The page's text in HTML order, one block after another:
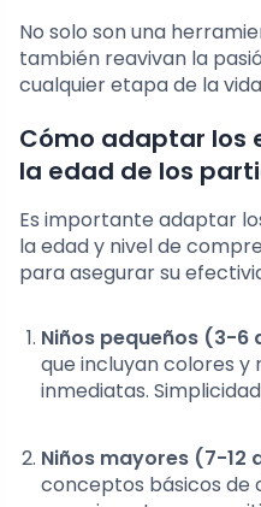
No solo son una
también reavivan la
cualquier etapa de la
Cómo adaptar los
la edad de los
Es importante adaptar
la edad y nivel de
para asegurar su
Niños pequeños (3-6
que incluyan colores y
inmediatas.
Niños mayores (7-12
conceptos básicos de